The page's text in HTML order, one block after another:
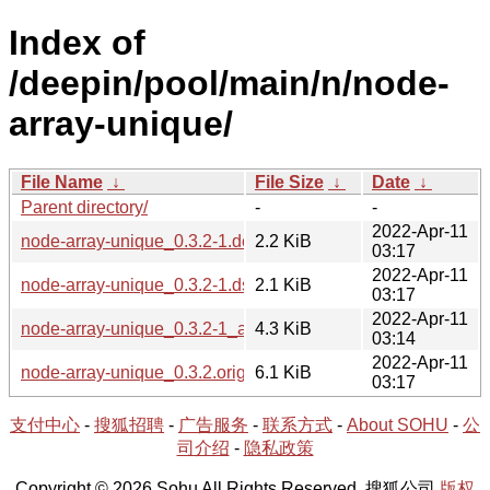
Index of
/deepin/pool/main/n/node-
array-unique/
File Name ↓ File Size ↓ Date ↓
Parent directory/
-
-
node-array-unique_0.3.2-1.debian.tar.xz
2.2 KiB
2022-Apr-11
03:17
node-array-unique_0.3.2-1.dsc2.1 KiB
2022-Apr-11
03:17
node-array-unique_0.3.2-1_all.deb
4.3 KiB
2022-Apr-11
03:14
node-array-unique_0.3.2.orig.tar.gz
6.1 KiB
2022-Apr-11
03:17
支付中心 - 搜狐招聘 - 广告服务 - 联系方式 - About SOHU - 公
司介绍 - 隐私政策